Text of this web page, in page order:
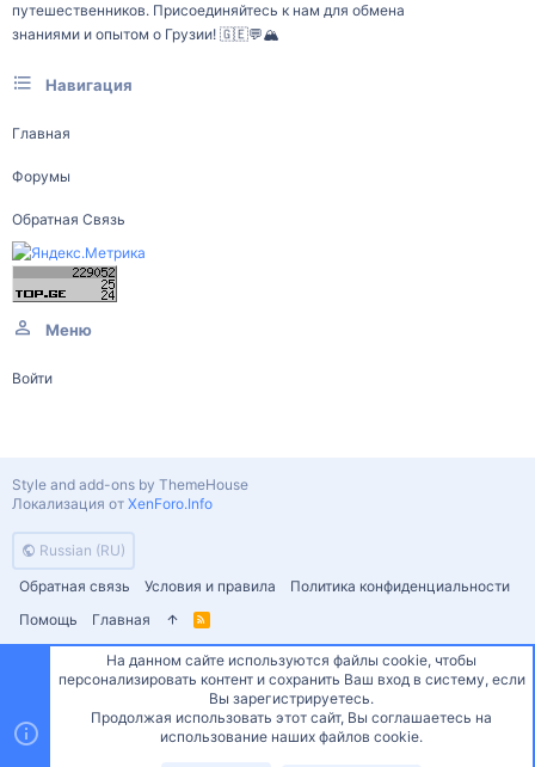
путешественников. Присоединяйтесь к нам для обмена
знаниями и опытом о Грузии! 🇬🇪💬🏔️
Навигация
Главная
Форумы
Обратная Связь
Меню
Войти
Russian (RU)
Обратная связь
Условия и правила
Политика конфиденциальности
Помощь
Главная
R
S
Style and add-ons by ThemeHouse
Локализация от XenForo.Info
СверхуСнизу
На данном сайте используются файлы cookie, чтобы
персонализировать контент и сохранить Ваш вход в систему, если
Вы зарегистрируетесь.
Продолжая использовать этот сайт, Вы соглашаетесь на
использование наших файлов cookie.